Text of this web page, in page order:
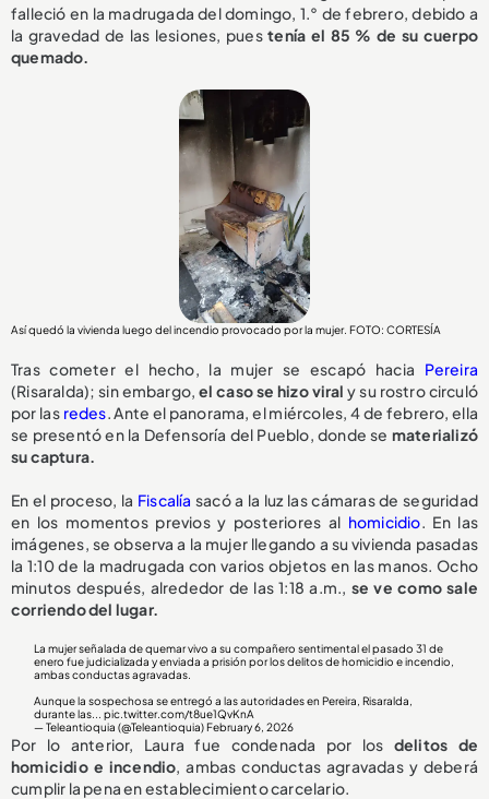
falleció en la madrugada del domingo, 1.° de febrero, debido a
la gravedad de las lesiones, puestenía el 85 % de su cuerpo
quemado.
Así quedó la vivienda luego del incendio provocado por la mujer. FOTO: CORTESÍA
Tras cometer el hecho, la mujer se escapó hacia Pereira
(Risaralda); sin embargo, el caso se hizo viral y su rostro circuló
por las redes. Ante el panorama, el miércoles, 4 de febrero, ella
se presentó en la Defensoría del Pueblo, donde se materializó
su captura.
En el proceso, la Fiscalía sacó a la luz las cámaras de seguridad
en los momentos previos y posteriores al homicidio. En las
imágenes, se observa a la mujer llegando a su vivienda pasadas
la 1:10 de la madrugada con varios objetos en las manos. Ocho
minutos después, alrededor de las 1:18 a.m., se ve como sale
corriendo del lugar.
La mujer señalada de quemar vivo a su compañero sentimental el pasado 31 de
enero fue judicializada y enviada a prisión por los delitos de homicidio e incendio,
ambas conductas agravadas.
Aunque la sospechosa se entregó a las autoridades en Pereira, Risaralda,
durante las...pic.twitter.com/t8ue1QvKnA
— Teleantioquia (@Teleantioquia)February 6, 2026
Por lo anterior, Laura fue condenada por los delitos de
homicidio e incendio, ambas conductas agravadas y deberá
cumplir la pena en establecimiento carcelario.